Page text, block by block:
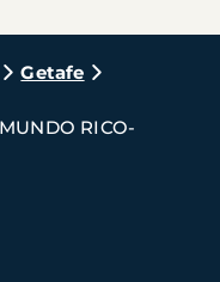
Getafe
RICO-